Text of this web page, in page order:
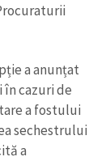
a anunțat
cazuri de
a fostului
sechestrului
a